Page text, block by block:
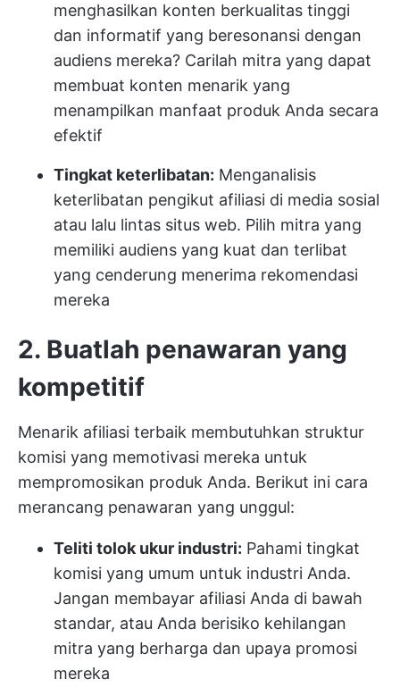
menghasilkan konten berkualitas tinggi
dan informatif yang beresonansi dengan
audiens mereka? Carilah mitra yang dapat
membuat konten menarik yang
menampilkan manfaat produk Anda secara
efektif
Tingkat keterlibatan: Menganalisis
keterlibatan pengikut afiliasi di media sosial
atau lalu lintas situs web. Pilih mitra yang
memiliki audiens yang kuat dan terlibat
yang cenderung menerima rekomendasi
mereka
2. Buatlah penawaran yang
kompetitif
Menarik afiliasi terbaik membutuhkan struktur
komisi yang memotivasi mereka untuk
mempromosikan produk Anda. Berikut ini cara
merancang penawaran yang unggul:
Teliti tolok ukur industri: Pahami tingkat
komisi yang umum untuk industri Anda.
Jangan membayar afiliasi Anda di bawah
standar, atau Anda berisiko kehilangan
mitra yang berharga dan upaya promosi
mereka